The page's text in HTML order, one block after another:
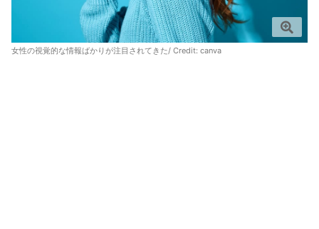
女性の視覚的な情報ばかりが注目されてきた/ Credit: canva